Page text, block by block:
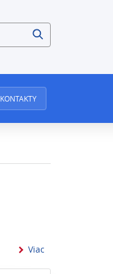
KONTAKTY
Viac